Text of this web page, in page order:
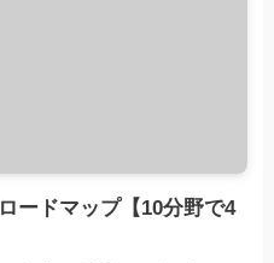
ードマップ【10分野で4